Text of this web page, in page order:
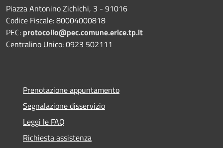
Piazza Antonino Zichichi, 3 - 91016
Codice Fiscale: 80004000818
PEC: protocollo@pec.comune.erice.tp.it
Centralino Unico: 0923 502111
Prenotazione appuntamento
Segnalazione disservizio
Leggi le FAQ
Richiesta assistenza